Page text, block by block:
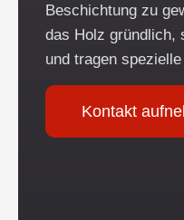
Beschichtung zu
das Holz gründlich,
und tragen
Kontakt